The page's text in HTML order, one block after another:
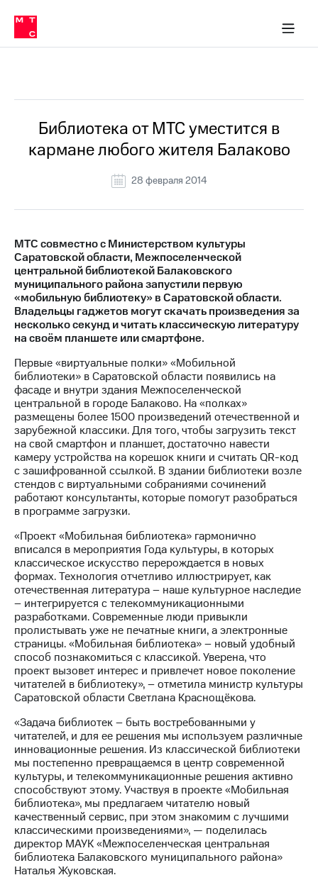
Медиа-центр
и акционерам
Устойчивое развитие
Комплаенс и деловая этика
компании
Карьера
История
компании
Руководство
Контакты
Медиа-центр
Пресс-
релизы
МТС
Достижения
Интервью
Финансовая
отчетность
Контакты
Пригласить
спикера
и акционерам
Корпоративное
управление
Корпоративный
секретарь
Раскрытие
информации
Информация
акционерам
Документы
ПАО
"МТС"
Собрания
акционеров
Личный
кабинет
акционера
Акционерный
капитал
Контроль
и
аудит
Рынок
акций
в МТС
Пресс-
релизы
о технологиях
Библиотека от МТС уместится в
кармане любого жителя Балаково
28 февраля 2014
МТС совместно с Министерством культуры
Саратовской области, Межпоселенческой
центральной библиотекой Балаковского
муниципального района запустили первую
«мобильную библиотеку» в Саратовской области.
Владельцы гаджетов могут скачать произведения за
несколько секунд и читать классическую литературу
на своём планшете или смартфоне.
Первые «виртуальные полки» «Мобильной
библиотеки» в Саратовской области появились на
фасаде и внутри здания Межпоселенческой
центральной в городе Балаково. На «полках»
размещены более 1500 произведений отечественной и
зарубежной классики. Для того, чтобы загрузить текст
на свой смартфон и планшет, достаточно навести
камеру устройства на корешок книги и считать QR-код
с зашифрованной ссылкой. В здании библиотеки возле
стендов с виртуальными собраниями сочинений
работают консультанты, которые помогут разобраться
в программе загрузки.
«Проект «Мобильная библиотека» гармонично
вписался в мероприятия Года культуры, в которых
классическое искусство перерождается в новых
формах. Технология отчетливо иллюстрирует, как
отечественная литература – наше культурное наследие
– интегрируется с телекоммуникационными
разработками. Современные люди привыкли
пролистывать уже не печатные книги, а электронные
страницы. «Мобильная библиотека» – новый удобный
способ познакомиться с классикой. Уверена, что
проект вызовет интерес и привлечет новое поколение
читателей в библиотеку», – отметила министр культуры
Саратовской области Светлана Краснощёкова.
«Задача библиотек – быть востребованными у
читателей, и для ее решения мы используем различные
инновационные решения. Из классической библиотеки
мы постепенно превращаемся в центр современной
культуры, и телекоммуникационные решения активно
способствуют этому. Участвуя в проекте «Мобильная
библиотека», мы предлагаем читателю новый
качественный сервис, при этом знакомим с лучшими
классическими произведениями», — поделилась
директор МАУК «Межпоселенческая центральная
библиотека Балаковского муниципального района»
Наталья Жуковская.